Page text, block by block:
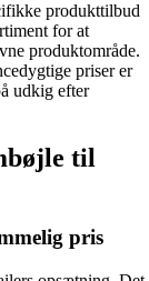
produkttilbud
for at
produktområde.
priser er
udkig efter
til
pris